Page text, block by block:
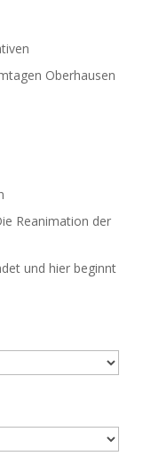
Oberhausen
Reanimation der
und hier beginnt